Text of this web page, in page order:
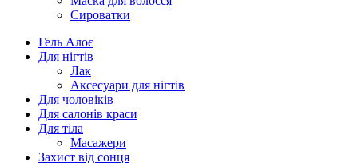
Сироватки
Гель Алоє
Для нігтів
Лак
Аксесуари для нігтів
Для чоловіків
Для салонів краси
Для тіла
Масажери
Захист від сонця